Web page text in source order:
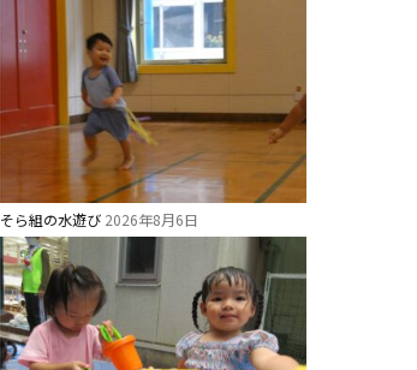
そら組の水遊び 2026年8月6日